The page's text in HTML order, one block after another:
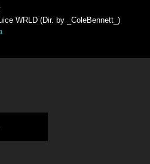
WRLD (Dir. by _ColeBennett_)